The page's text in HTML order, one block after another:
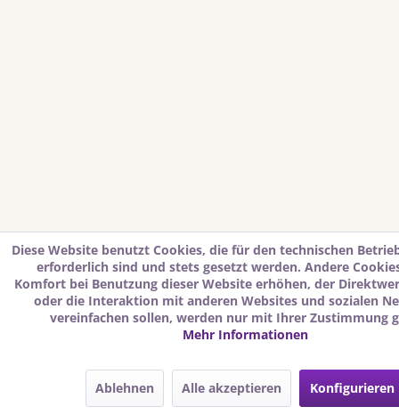
Diese Website benutzt Cookies, die für den technischen
erforderlich sind und stets gesetzt werden. Andere
Komfort bei Benutzung dieser Website erhöhen, der
oder die Interaktion mit anderen Websites und sozialen
vereinfachen sollen, werden nur mit Ihrer Zustimmung
Mehr Informationen
Ablehnen Alle akzeptieren Konfigurieren